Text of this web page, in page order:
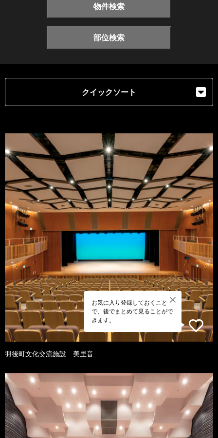
物件検索
部位検索
クイックソート
お気に入り登録しておくこと
で、後でまとめて見ることがで
きます。
羽後町文化交流施設 美里音